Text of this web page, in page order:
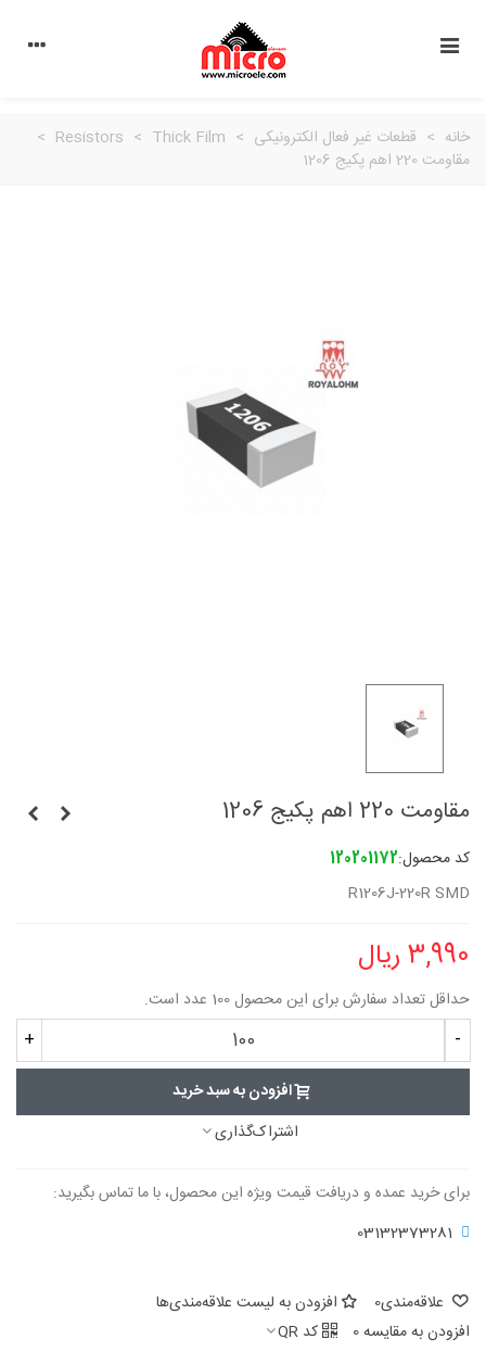
خانه > قطعات غیر فعال الکترونیکی >
Resistors > Thick Film
>
مقاومت 220 اهم پکیج 1206
مقاومت 220 اهم پکیج 1206
کد محصول:120201172
R1206J-220R SMD
3,990 ریال
حداقل تعداد سفارش برای این محصول 100 عدد است.
-
+
افزودن به سبد خرید
اشتراک‌گذاری
برای خرید عمده و دریافت قیمت ویژه این محصول، با ما تماس بگیرید:
03132373281
علاقه‌مندی0
افزودن به لیست علاقه‌مندی‌ها
افزودن به مقایسه0 کد QR